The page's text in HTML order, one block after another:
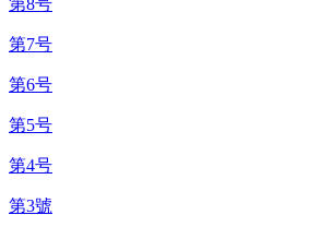
第7号
第6号
第5号
第4号
第3號